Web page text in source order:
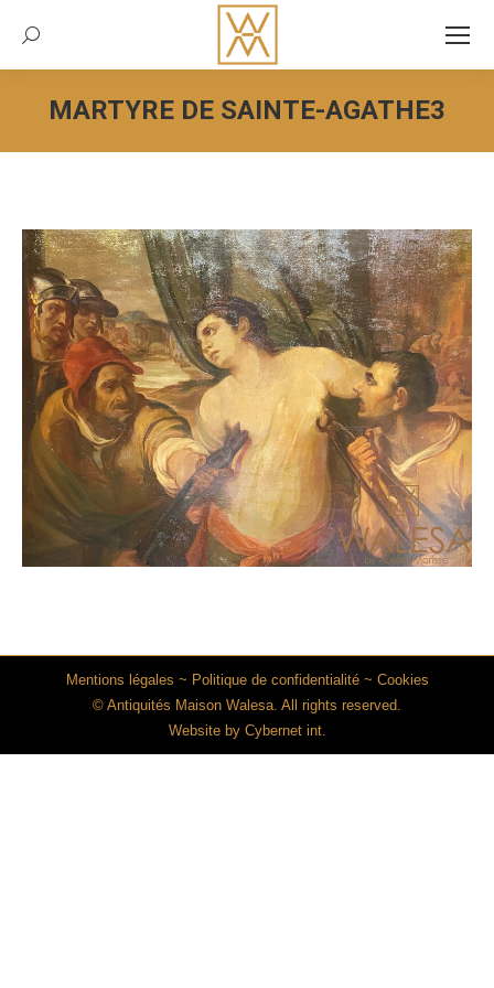
Recherche:
MARTYRE DE SAINTE-AGATHE3
Vous êtes ici :
Mentions légales ~ Politique de confidentialité~ Cookies
© Antiquités Maison Walesa. All rights reserved.
Website by Cybernet int.